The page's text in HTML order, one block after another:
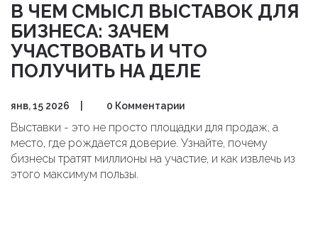
В ЧЕМ СМЫСЛ ВЫСТАВОК ДЛЯ
БИЗНЕСА: ЗАЧЕМ
УЧАСТВОВАТЬ И ЧТО
ПОЛУЧИТЬ НА ДЕЛЕ
янв, 15 2026 0 Комментарии
Выставки - это не просто площадки для продаж, а
место, где рождается доверие. Узнайте, почему
бизнесы тратят миллионы на участие, и как извлечь из
этого максимум пользы.